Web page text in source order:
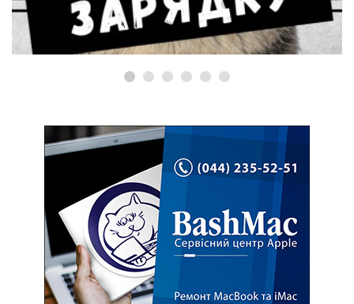
MagSafe!